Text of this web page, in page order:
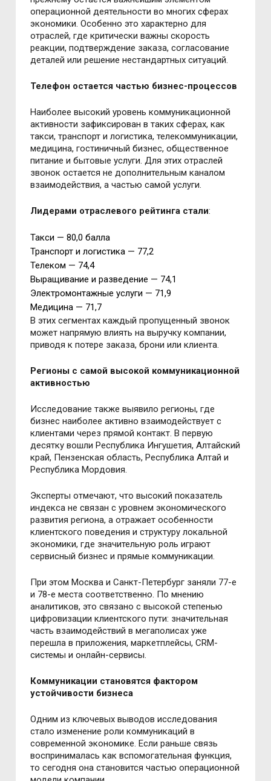
операционной деятельности во многих сферах
экономики. Особенно это характерно для
отраслей, где критически важны скорость
реакции, подтверждение заказа, согласование
деталей или решение нестандартных ситуаций.
Телефон остается частью бизнес-процессов
Наиболее высокий уровень коммуникационной
активности зафиксирован в таких сферах, как
такси, транспорт и логистика, телекоммуникации,
медицина, гостиничный бизнес, общественное
питание и бытовые услуги. Для этих отраслей
звонок остается не дополнительным каналом
взаимодействия, а частью самой услуги.
Лидерами отраслевого рейтинга стали:
Такси — 80,0 балла
Транспорт и логистика — 77,2
Телеком — 74,4
Выращивание и разведение — 74,1
Электромонтажные услуги — 71,9
Медицина — 71,7
В этих сегментах каждый пропущенный звонок
может напрямую влиять на выручку компании,
приводя к потере заказа, брони или клиента.
Регионы с самой высокой коммуникационной
активностью
Исследование также выявило регионы, где
бизнес наиболее активно взаимодействует с
клиентами через прямой контакт. В первую
десятку вошли Республика Ингушетия, Алтайский
край, Пензенская область, Республика Алтай и
Республика Мордовия.
Эксперты отмечают, что высокий показатель
индекса не связан с уровнем экономического
развития региона, а отражает особенности
клиентского поведения и структуру локальной
экономики, где значительную роль играют
сервисный бизнес и прямые коммуникации.
При этом Москва и Санкт-Петербург заняли 77-е
и 78-е места соответственно. По мнению
аналитиков, это связано с высокой степенью
цифровизации клиентского пути: значительная
часть взаимодействий в мегаполисах уже
перешла в приложения, маркетплейсы, CRM-
системы и онлайн-сервисы.
Коммуникации становятся фактором
устойчивости бизнеса
Одним из ключевых выводов исследования
стало изменение роли коммуникаций в
современной экономике. Если раньше связь
воспринималась как вспомогательная функция,
то сегодня она становится частью операционной